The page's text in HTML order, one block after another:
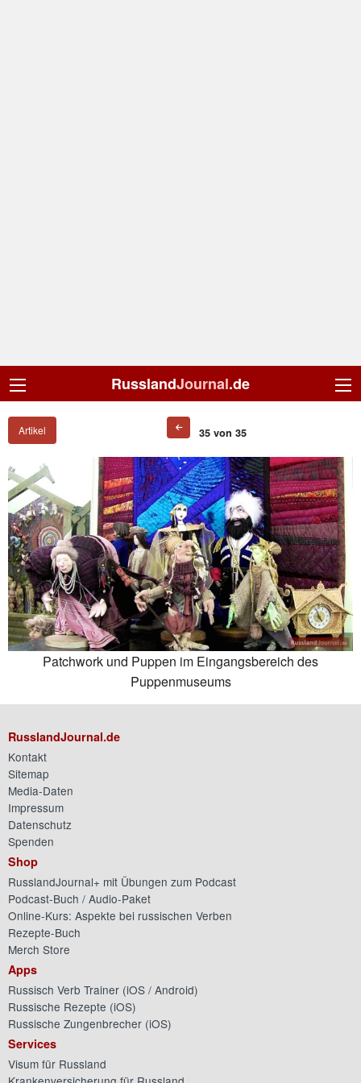
RusslandJournal.de
Artikel 35 von 35
Patchwork und Puppen im Eingangsbereich des
Puppenmuseums
RusslandJournal.de
Kontakt
Sitemap
Media-Daten
Impressum
Datenschutz
Spenden
Shop
RusslandJournal+ mit Übungen zum Podcast
Podcast-Buch / Audio-Paket
Online-Kurs: Aspekte bei russischen Verben
Rezepte-Buch
Merch Store
Apps
Russisch Verb Trainer (iOS / Android)
Russische Rezepte (iOS)
Russische Zungenbrecher (iOS)
Services
Visum für Russland